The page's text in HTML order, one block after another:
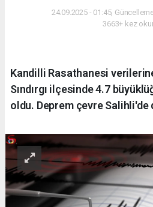
24.09.2025 - 01:45,
3663+ kez
Kandilli Rasathanesi
Sındırgı ilçesinde 4.7
oldu. Deprem çevre Salihli'de